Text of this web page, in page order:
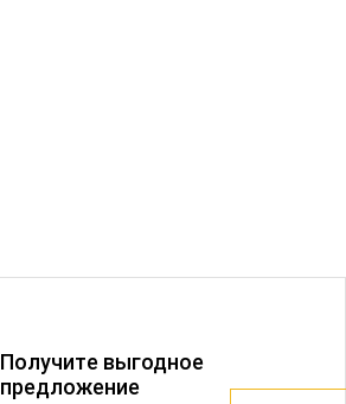
Получитe выгодное
предложение